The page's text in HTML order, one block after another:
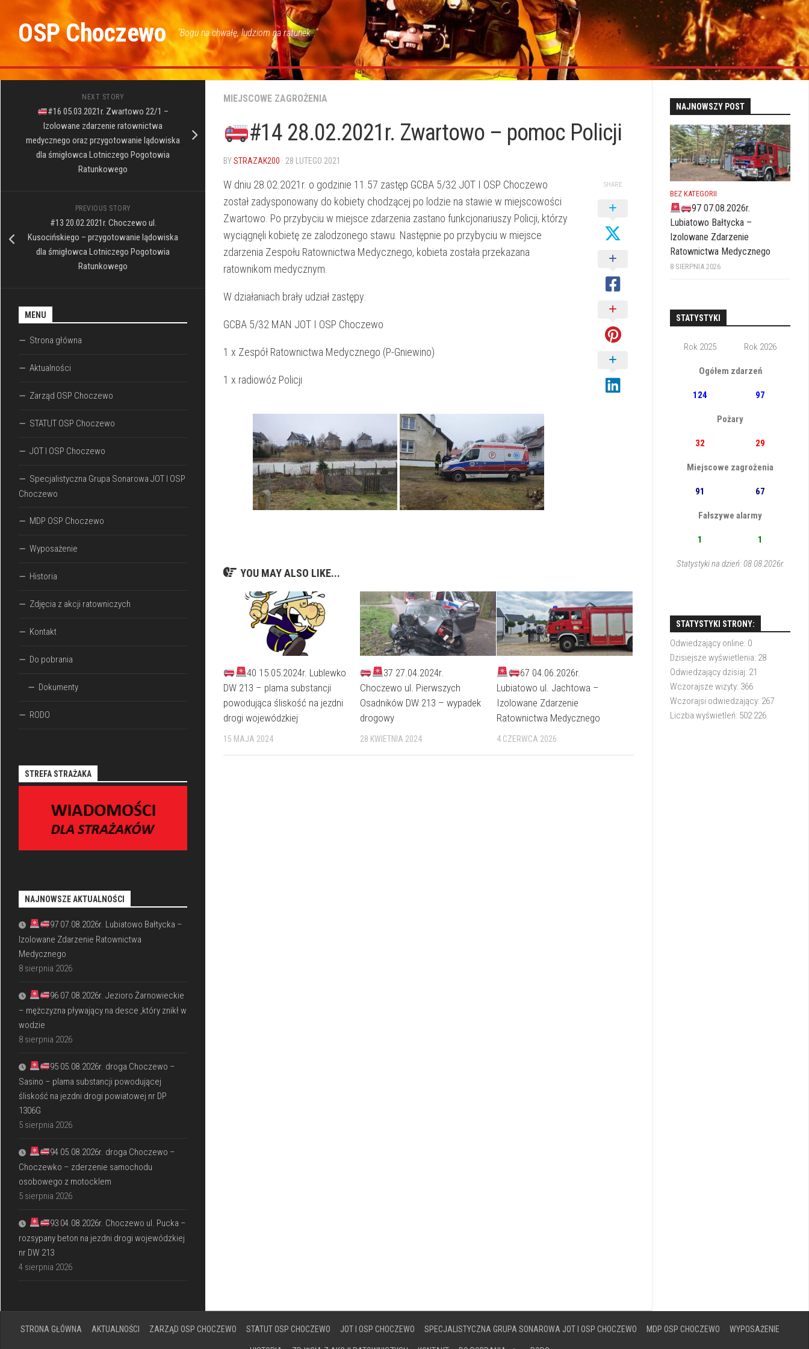
contentOSP Choczewo "Bogu na chwałę, ludziom na ratunek…"
MIEJSCOWE ZAGROŻENIA
#14 28.02.2021r. Zwartowo – pomoc Policji
BYSTRAZAK200 · 28 LUTEGO 2021
W dniu 28.02.2021r. o godzinie 11.57 zastęp GCBA 5/32 JOT I OSP Choczewo
został zadysponowany do kobiety chodzącej po lodzie na stawie w miejscowości
Zwartowo. Po przybyciu w miejsce zdarzenia zastano funkcjonariuszy Policji, którzy
wyciągnęli kobietę ze zalodzonego stawu. Następnie po przybyciu w miejsce
zdarzenia Zespołu Ratownictwa Medycznego, kobieta została przekazana
ratownikom medycznym.
W działaniach brały udział zastępy:
GCBA 5/32 MAN JOT I OSP Choczewo
1 x Zespół Ratownictwa Medycznego (P-Gniewino)
1 x radiowóz Policji
SHARE
YOU MAY ALSO LIKE...
40 15.05.2024r. Lublewko
DW 213 – plama substancji
powodująca śliskość na jezdni
drogi wojewódzkiej
15 MAJA 2024
37 27.04.2024r.
Choczewo ul. Pierwszych
Osadników DW 213 – wypadek
drogowy
28 KWIETNIA 2024
67 04.06.2026r.
Lubiatowo ul. Jachtowa –
Izolowane Zdarzenie
Ratownictwa Medycznego
4 CZERWCA 2026
NEXT STORY
#16 05.03.2021r. Zwartowo 22/1 –
Izolowane zdarzenie ratownictwa
medycznego oraz przygotowanie lądowiska
dla śmigłowca Lotniczego Pogotowia
Ratunkowego
PREVIOUS STORY
#13 20.02.2021r. Choczewo ul.
Kusocińskiego – przygotowanie lądowiska
dla śmigłowca Lotniczego Pogotowia
Ratunkowego
MENU
Strona główna
Aktualności
Zarząd OSP Choczewo
STATUT OSP Choczewo
JOT I OSP Choczewo
Specjalistyczna Grupa Sonarowa JOT I OSP
Choczewo
MDP OSP Choczewo
Wyposażenie
Historia
Zdjęcia z akcji ratowniczych
Kontakt
Do pobrania
Dokumenty
RODO
STREFA STRAŻAKA
NAJNOWSZE AKTUALNOŚCI
97 07.08.2026r. Lubiatowo Bałtycka –
Izolowane Zdarzenie Ratownictwa
Medycznego
8 sierpnia 2026
96 07.08.2026r. Jezioro Żarnowieckie
– mężczyzna pływający na desce ,który znikł w
wodzie
8 sierpnia 2026
95 05.08.2026r. droga Choczewo –
Sasino – plama substancji powodującej
śliskość na jezdni drogi powiatowej nr DP
1306G
5 sierpnia 2026
94 05.08.2026r. droga Choczewo –
Choczewko – zderzenie samochodu
osobowego z motocklem
5 sierpnia 2026
93 04.08.2026r. Choczewo ul. Pucka –
rozsypany beton na jezdni drogi wojewódzkiej
nr DW 213
4 sierpnia 2026
NAJNOWSZY POST
BEZ KATEGORII
97 07.08.2026r.
Lubiatowo Bałtycka –
Izolowane Zdarzenie
Ratownictwa Medycznego
8 SIERPNIA 2026
STATYSTYKI
Rok 2025 Rok 2026
Ogółem zdarzeń
124 97
Pożary
32 29
Miejscowe zagrożenia
91 67
Fałszywe alarmy
1 1
Statystyki na dzień: 08.08.2026r.
STATYSTYKI STRONY:
Odwiedzający online: 0
Dzisiejsze wyświetlenia: 28
Odwiedzający dzisiaj: 21
Wczorajsze wizyty: 366
Wczorajsi odwiedzający: 267
Liczba wyświetleń: 502 226
STRONA GŁÓWNA AKTUALNOŚCI ZARZĄD OSP CHOCZEWO STATUT OSP CHOCZEWO JOT I OSP CHOCZEWO SPECJALISTYCZNA GRUPA SONAROWA JOT I OSP CHOCZEWO MDP OSP CHOCZEWO WYPOSAŻENIE